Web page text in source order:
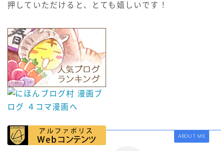
押していただけると、とても嬉しいです！
ABOUT ME